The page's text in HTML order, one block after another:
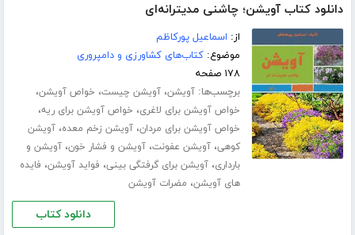
دانلود کتاب آویشن؛ چاشنی مدیترانه‌ای
از: اسماعیل پورکاظم
موضوع:کتاب‌های کشاورزی و دامپروری
۱۷۸ صفحه
برچسب‌ها:آویشن،آویشن چیست، خواص آویشن،
خواص آویشن برای لاغری، خواص آویشن برای ریه،
خواص آویشن برای مردان،آویشن زخم معده،آویشن
کوهی،آویشن عفونت،آویشن و فشار خون،آویشن و
بارداری،آویشن برای گرفتگی بینی، فواید آویشن، فایده
های آویشن، مضرات آویشن
دانلود کتاب